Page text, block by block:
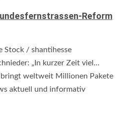
Reform
Stock / shantihesse
„In kurzer Zeit viel...